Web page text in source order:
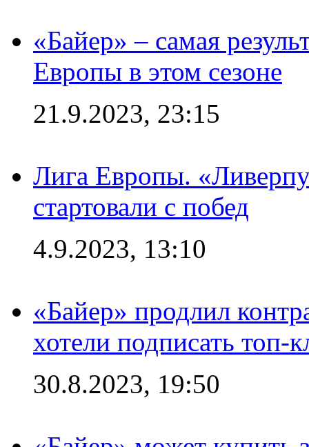
«Байер» – самая
Европы в этом сезоне
21.9.2023, 23:15
Лига Европы.
стартовали с побед
4.9.2023, 13:10
«Байер» продлил
хотели подписать
30.8.2023, 19:50